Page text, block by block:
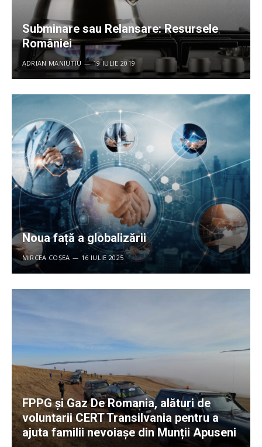
Subminare sau Relansare: Resursele
României
ADRIAN MANIUTIU 19 IULIE 2019
Noua față a globalizării
MIRCEA COȘEA 16 IULIE 2025
FPPG și Gaz De Romania, alături de
voluntarii CERT Transilvania pentru a
ajuta familii nevoiașe din Munții Apuseni